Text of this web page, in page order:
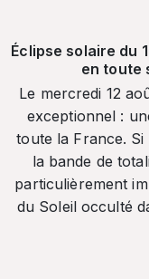
Éclipse solaire du
en toute
Le mercredi 12
exceptionnel :
toute la France.
la bande de
particulièrement
du Soleil occulté